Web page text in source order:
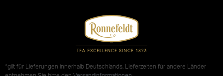
*gilt für Lieferungen innerhalb Deutschlands, Lieferzeiten für andere Länder